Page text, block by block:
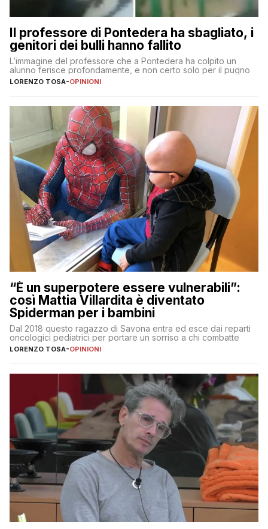
Il professore di Pontedera ha sbagliato, i
genitori dei bulli hanno fallito
L’immagine del professore che a Pontedera ha colpito un
alunno ferisce profondamente, e non certo solo per il pugno
LORENZO TOSA-OPINIONI
“È un superpotere essere vulnerabili”:
così Mattia Villardita è diventato
Spiderman per i bambini
Dal 2018 questo ragazzo di Savona entra ed esce dai reparti
oncologici pediatrici per portare un sorriso a chi combatte
LORENZO TOSA-OPINIONI